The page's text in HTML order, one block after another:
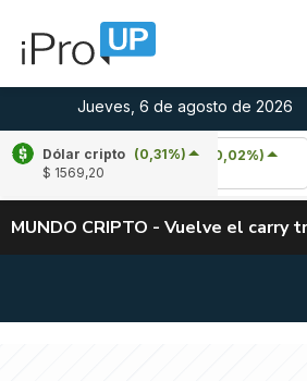
Jueves, 6 de agosto de 2026
Dólar cripto (0,31%)
$ 1569,20
Cardano
(0,02%)
u$s 0,19
MUNDO CRIPTO - Vuelve el